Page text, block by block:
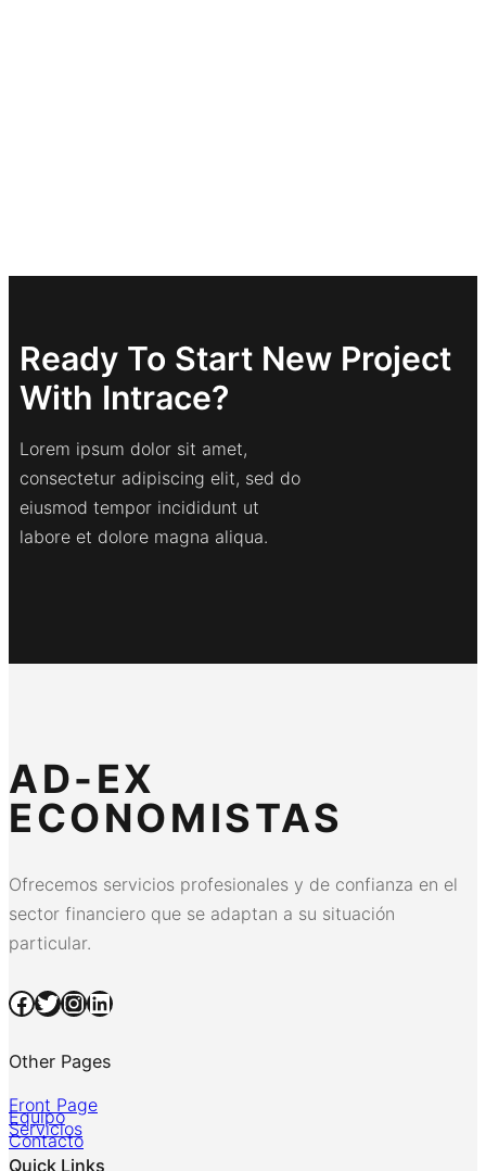
Ready To Start New Project
With Intrace?
Lorem ipsum dolor sit amet,
consectetur adipiscing elit, sed do
eiusmod tempor incididunt ut
labore et dolore magna aliqua.
AD-EX
ECONOMISTAS
Ofrecemos servicios profesionales y de confianza en el
sector financiero que se adaptan a su situación
particular.
Facebook Twitter InstagramLinkedIn
Other Pages
Front Page
Equipo
Servicios
Contacto
Quick Links